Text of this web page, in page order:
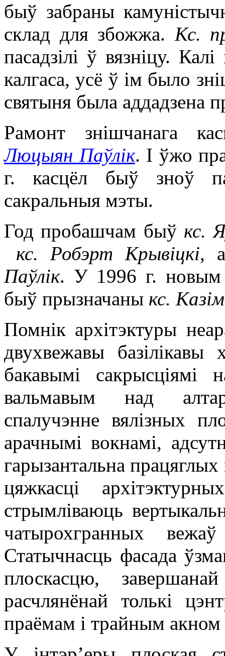
быў забраны
склад для збожжа. Кс.
пасадзілі ў вязніцу.
калгаса, усё ў ім было
святыня была аддадзена
Рамонт знішчанага
Люцыян Паўлік. І ўжо
г. касцёл быў зноў
сакральныя мэты.
Год пробашчам быў кс.
кс. Робэрт Крывіцкі,
Паўлік. У 1996 г. новым
быў прызначаны кс.
Помнік архітэктуры
двухвежавы базілікавы
бакавымі сакрысціямі
вальмавым над
спалучэнне вялізных
арачнымі вокнамі,
гарызантальна
цяжкасці
стрымліваюць
чатырохгранных
Статычнасць фасада
плоскасцю,
расчлянёнай толькі
праёмам і трайным акном